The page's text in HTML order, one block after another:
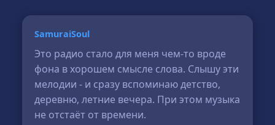
SamuraiSoul
Это радио стало для меня чем-то вроде
фона в хорошем смысле слова. Слышу эти
мелодии - и сразу вспоминаю детство,
деревню, летние вечера. При этом музыка
не отстаёт от времени.